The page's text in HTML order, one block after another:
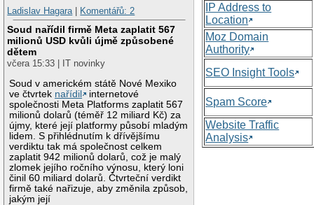
Ladislav Hagara| Komentářů: 2
Soud nařídil firmě Meta zaplatit 567
milionů USD kvůli újmě způsobené
dětem
včera 15:33 | IT novinky
Soud v americkém státě Nové Mexiko
ve čtvrtek nařídil
internetové
společnosti Meta Platforms zaplatit 567
milionů dolarů (téměř 12 miliard Kč) za
újmy, které její platformy působí mladým
lidem. S přihlédnutím k dřívějšímu
verdiktu tak má společnost celkem
zaplatit 942 milionů dolarů, což je malý
zlomek jejího ročního výnosu, který loni
činil 60 miliard dolarů. Čtvrteční verdikt
firmě také nařizuje, aby změnila způsob,
jakým její
IP Address to
Location
Moz Domain
Authority
SEO Insight Tools
Spam Score
Website Traffic
Analysis